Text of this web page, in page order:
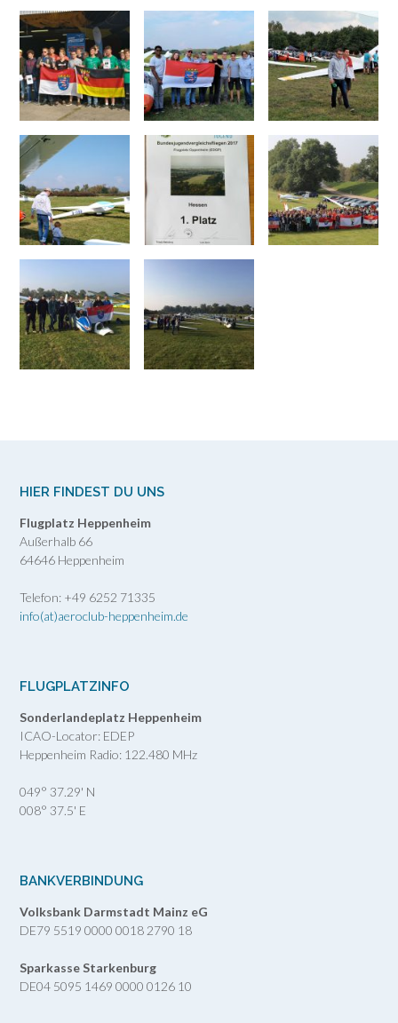
HIER FINDEST DU UNS
Flugplatz Heppenheim
Außerhalb 66
64646 Heppenheim
Telefon: +49 6252 71335
info(at)aeroclub-heppenheim.de
FLUGPLATZINFO
Sonderlandeplatz Heppenheim
ICAO-Locator: EDEP
Heppenheim Radio: 122.480 MHz
049° 37.29' N
008° 37.5' E
BANKVERBINDUNG
Volksbank Darmstadt Mainz eG
DE79 5519 0000 0018 2790 18
Sparkasse Starkenburg
DE04 5095 1469 0000 0126 10